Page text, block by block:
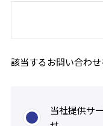
該当するお問い合わ
当社提供サ